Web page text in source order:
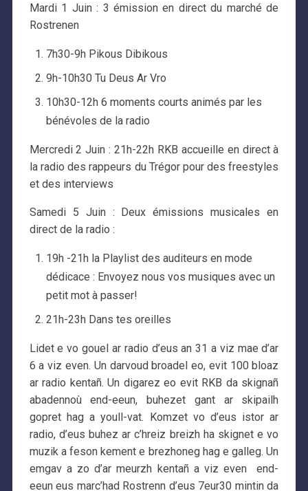
Mardi 1 Juin : 3 émission en direct du marché de
Rostrenen
7h30-9h Pikous Dibikous
9h-10h30 Tu Deus Ar Vro
10h30-12h 6 moments courts animés par les
bénévoles de la radio
Mercredi 2 Juin : 21h-22h RKB accueille en direct à
la radio des rappeurs du Trégor pour des freestyles
et des interviews
Samedi 5 Juin : Deux émissions musicales en
direct de la radio :
19h -21h la Playlist des auditeurs en mode
dédicace : Envoyez nous vos musiques avec un
petit mot à passer!
21h-23h Dans tes oreilles
Lidet e vo gouel ar radio d’eus an 31 a viz mae d’ar
6 a viz even. Un darvoud broadel eo, evit 100 bloaz
ar radio kentañ. Un digarez eo evit RKB da skignañ
abadennoù end-eeun, buhezet gant ar skipailh
gopret hag a youll-vat. Komzet vo d’eus istor ar
radio, d’eus buhez ar c’hreiz breizh ha skignet e vo
muzik a feson kement e brezhoneg hag e galleg. Un
emgav a zo d’ar meurzh kentañ a viz even end-
eeun eus marc’had Rostrenn d’eus 7eur30 mintin da